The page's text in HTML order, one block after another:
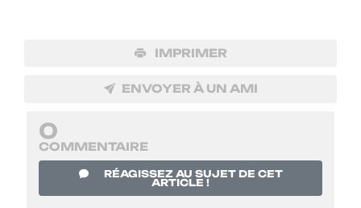
IMPRIMER
ENVOYER À UN AMI
0
COMMENTAIRE
RÉAGISSEZ AU SUJET DE CET
ARTICLE !